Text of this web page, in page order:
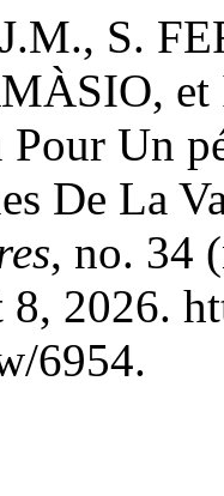
S.
et
Pour Un
De La
, no. 34
8, 2026.
6954.